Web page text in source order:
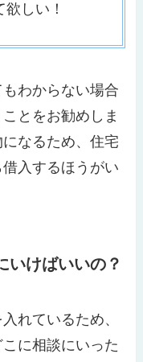
しい！
わからない場合
とをお勧めしま
なるため、住宅
入するほうがい
いけばいいの？
れているため、
に相談にいった